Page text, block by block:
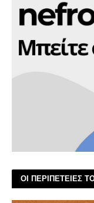
ΟΙ ΠΕΡΙΠΕΤΕΙΕΣ